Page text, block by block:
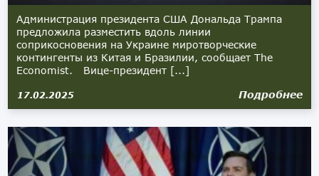
Администрация президента США Дональда Трампа
предложила разместить вдоль линии
соприкосновения на Украине миротворческие
контингенты из Китая и Бразилии, сообщает The
Economist. Вице-президент [...]
17.02.2025 Подробнее